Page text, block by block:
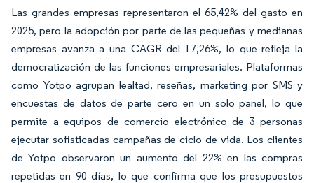
Las grandes empresas representaron el 65,42% del gasto en
2025, pero la adopción por parte de las pequeñas y medianas
empresas avanza a una CAGR del 17,26%, lo que refleja la
democratización de las funciones empresariales. Plataformas
como Yotpo agrupan lealtad, reseñas, marketing por SMS y
encuestas de datos de parte cero en un solo panel, lo que
permite a equipos de comercio electrónico de 3 personas
ejecutar sofisticadas campañas de ciclo de vida. Los clientes
de Yotpo observaron un aumento del 22% en las compras
repetidas en 90 días, lo que confirma que los presupuestos